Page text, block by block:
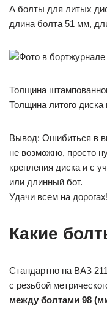
А болты для литых
длина болта 51 мм,
Толщина
Толщина литого
Вывод: Ошибиться в
не возможно, просто
крепления диска и с
или длинный бот.
Удачи всем на дорогах!
Какие
Стандартно на ВАЗ
с резьбой
между болтами 98